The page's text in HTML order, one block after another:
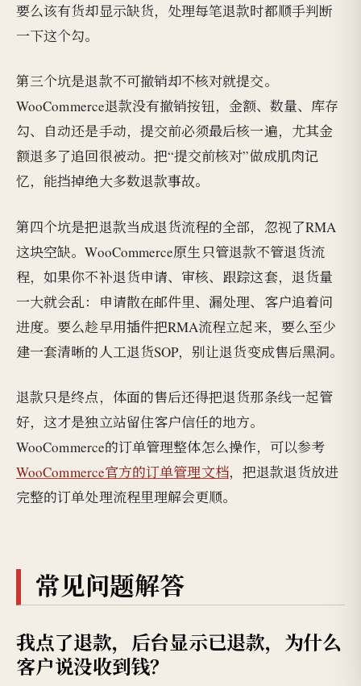
要么该有货却显示缺货，处理每笔退款时都顺手判断
一下这个勾。
第三个坑是退款不可撤销却不核对就提交。
WooCommerce退款没有撤销按钮，金额、数量、库存
勾、自动还是手动，提交前必须最后核一遍，尤其金
额退多了追回很被动。把“提交前核对”做成肌肉记
忆，能挡掉绝大多数退款事故。
第四个坑是把退款当成退货流程的全部，忽视了RMA
这块空缺。WooCommerce原生只管退款不管退货流
程，如果你不补退货申请、审核、跟踪这套，退货量
一大就会乱：申请散在邮件里、漏处理、客户追着问
进度。要么趁早用插件把RMA流程立起来，要么至少
建一套清晰的人工退货SOP，别让退货变成售后黑洞。
退款只是终点，体面的售后还得把退货那条线一起管
好，这才是独立站留住客户信任的地方。
WooCommerce的订单管理整体怎么操作，可以参考
WooCommerce官方的订单管理文档，把退款退货放进
完整的订单处理流程里理解会更顺。
常见问题解答
我点了退款，后台显示已退款，为什么
客户说没收到钱？